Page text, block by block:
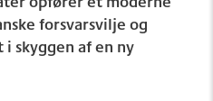
forsvarsvilje og
skyggen af en ny